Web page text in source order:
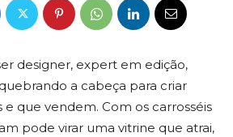
designer, expert em edição,
a cabeça para criar
que vendem. Com os carrosséis
pode virar uma vitrine que atrai,